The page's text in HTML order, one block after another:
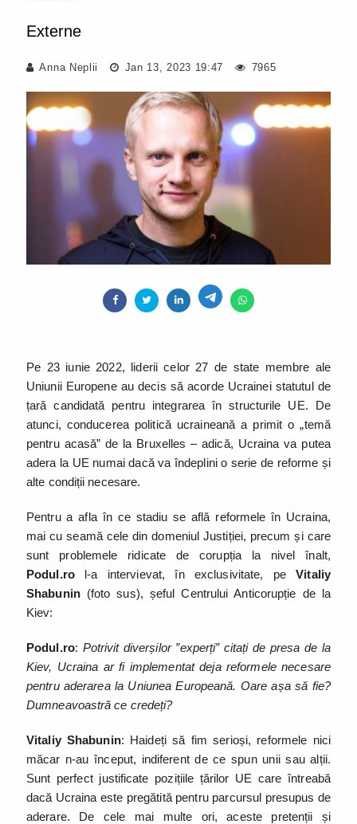
Externe
Anna Neplii Jan 13, 2023 19:47 7965
Pe 23 iunie 2022, liderii celor 27 de state membre ale
Uniunii Europene au decis să acorde Ucrainei statutul de
țară candidată pentru integrarea în structurile UE. De
atunci, conducerea politică ucraineană a primit o „temă
pentru acasă” de la Bruxelles – adică, Ucraina va putea
adera la UE numai dacă va îndeplini o serie de reforme și
alte condiții necesare.
Pentru a afla în ce stadiu se află reformele în Ucraina,
mai cu seamă cele din domeniul Justiției, precum și care
sunt problemele ridicate de corupția la nivel înalt,
Podul.rol-a intervievat, în exclusivitate, peVitaliy
Shabunin (foto sus), șeful Centrului Anticorupție de la
Kiev:
Podul.ro: Potrivit diverșilor ”experți” citați de presa de la
Kiev, Ucraina ar fi implementat deja reformele necesare
pentru aderarea la Uniunea Europeană. Oare așa să fie?
Dumneavoastră ce credeți?
Vitaliy Shabunin: Haideți să fim serioși, reformele nici
măcar n-au început, indiferent de ce spun unii sau alții.
Sunt perfect justificate pozițiile țărilor UE care întreabă
dacă Ucraina este pregătită pentru parcursul presupus de
aderare. De cele mai multe ori, aceste pretenții și